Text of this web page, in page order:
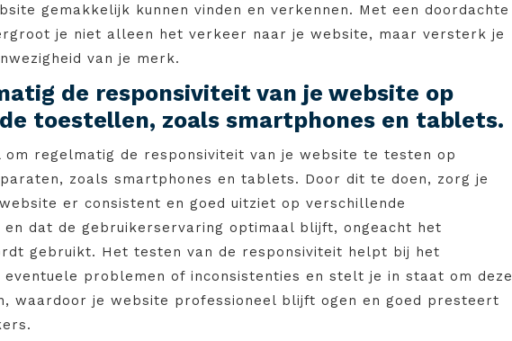
gemakkelijk kunnen vinden en verkennen. Met een doordachte
je niet alleen het verkeer naar je website, maar versterk je
van je merk.
de responsiviteit van je website op
toestellen, zoals smartphones en tablets.
om regelmatig de responsiviteit van je website te testen op
zoals smartphones en tablets. Door dit te doen, zorg je
er consistent en goed uitziet op verschillende
dat de gebruikerservaring optimaal blijft, ongeacht het
gebruikt. Het testen van de responsiviteit helpt bij het
problemen of inconsistenties en stelt je in staat om deze
waardoor je website professioneel blijft ogen en goed presteert